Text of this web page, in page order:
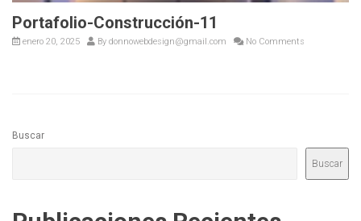
Portafolio-Construcción-11
enero 20, 2025 By donnowebdesign@gmail.com No Comments
Buscar
Buscar